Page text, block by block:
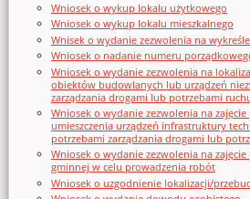
Wniosek o wykup lokalu użytkowego
Wniosek o wykup lokalu mieszkalnego
Wnisek o wydanie zezwolenia na
Wniosek o nadanie numeru
Wniosek o wydanie zezwolenia na
obiektów budowlanych lub urządzeń
zarządzania drogami lub potrzebami
Wniosek o wydanie zezwolenia na
umieszczenia urządzeń infrastruktury
potrzebami zarządzania drogami lub
Wniosek o wydanie zezwolenia na
gminnej w celu prowadzenia robót
Wniosek o uzgodnienie lokalizacji/